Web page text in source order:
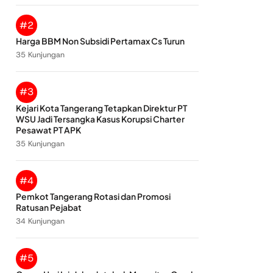
#2
Harga BBM Non Subsidi Pertamax Cs Turun
35 Kunjungan
#3
Kejari Kota Tangerang Tetapkan Direktur PT
WSU Jadi Tersangka Kasus Korupsi Charter
Pesawat PT APK
35 Kunjungan
#4
Pemkot Tangerang Rotasi dan Promosi
Ratusan Pejabat
34 Kunjungan
#5